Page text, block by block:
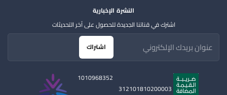
النشرة الإخبارية
اشترك في قناتنا الجديدة للحصول على آخر التحديثات
اشتراك
312101810200003
1010968352